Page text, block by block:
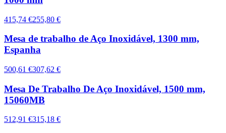
415,74 €255,80 €
Mesa de trabalho de Aço Inoxidável, 1300 mm,
Espanha
500,61 €307,62 €
Mesa De Trabalho De Aço Inoxidável, 1500 mm,
15060MB
512,91 €315,18 €